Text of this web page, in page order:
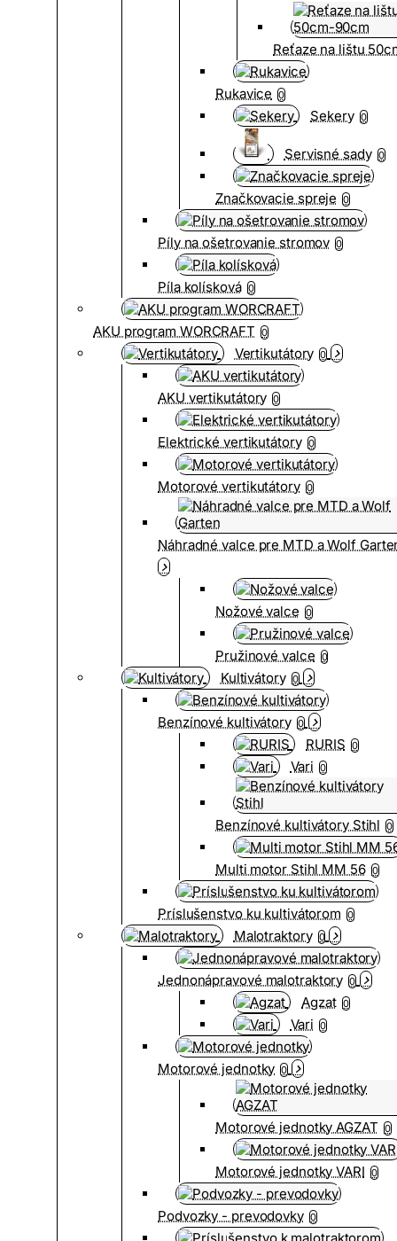
Reťaze na lištu
Rukavice 0
Sekery 0
Servisné sady 0
Značkovacie spreje 0
Píly na ošetrovanie stromov 0
Píla kolísková 0
AKU program WORCRAFT 0
Vertikutátory 0
AKU vertikutátory 0
Elektrické vertikutátory 0
Motorové vertikutátory 0
Náhradné valce pre MTD a Wolf
Nožové valce 0
Pružinové valce 0
Kultivátory 0
Benzínové kultivátory 0
RURIS 0
Vari 0
Benzínové kultivátory Stihl 0
Multi motor Stihl MM 56 0
Príslušenstvo ku kultivátorom 0
Malotraktory 0
Jednonápravové malotraktory 0
Agzat 0
Vari 0
Motorové jednotky 0
Motorové jednotky AGZAT 0
Motorové jednotky VARI 0
Podvozky - prevodovky 0